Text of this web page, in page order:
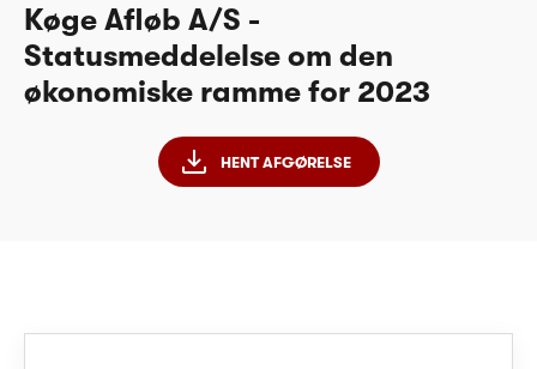
Køge Afløb A/S -
Statusmeddelelse om den
økonomiske ramme for 2023
HENT AFGØRELSE